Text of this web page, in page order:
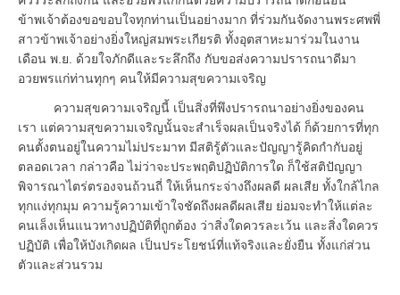
ข้าพเจ้าต้องขอขอบใจทุกท่านเป็นอย่างมาก ที่ร่วมกันจัดงานพระศพพี่
สาวข้าพเจ้าอย่างยิ่งใหญ่สมพระเกียรติ ทั้งอุตสาหะมาร่วมในงาน
เดือน พ.ย. ด้วยใจภักดีและระลึกถึง กับขอส่งความปรารถนาดีมา
อวยพรแก่ท่านทุกๆ คนให้มีความสุขความเจริญ
ความสุขความเจริญนี้ เป็นสิ่งที่พึงปรารถนาอย่างยิ่งของคน
เรา แต่ความสุขความเจริญนั้นจะสำเร็จผลเป็นจริงได้ ก็ด้วยการที่ทุก
คนตั้งตนอยู่ในความไม่ประมาท มีสติรู้ตัวและปัญญารู้คิดกำกับอยู่
ตลอดเวลา กล่าวคือ ไม่ว่าจะประพฤติปฏิบัติการใด ก็ใช้สติปัญญา
พิจารณาไตร่ตรองจนถ้วนถี่ ให้เห็นกระจ่างถึงผลดี ผลเสีย ทั้งใกล้ไกล
ทุกแง่ทุกมุม ความรู้ความเข้าใจชัดถึงผลดีผลเสีย ย่อมจะทำให้แต่ละ
คนเล็งเห็นแนวทางปฏิบัติที่ถูกต้อง ว่าสิ่งใดควรละเว้น และสิ่งใดควร
ปฏิบัติ เพื่อให้บังเกิดผล เป็นประโยชน์ที่แท้จริงและยั่งยืน ทั้งแก่ส่วน
ตัวและส่วนรวม